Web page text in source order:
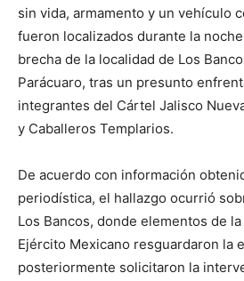
sin vida, armamento y un vehículo
fueron localizados durante la
brecha de la localidad de Los
Parácuaro, tras un presunto
integrantes del Cártel Jalisco
y Caballeros Templarios.
De acuerdo con información
periodística, el hallazgo ocurrió
Los Bancos, donde elementos de
Ejército Mexicano resguardaron la
posteriormente solicitaron la